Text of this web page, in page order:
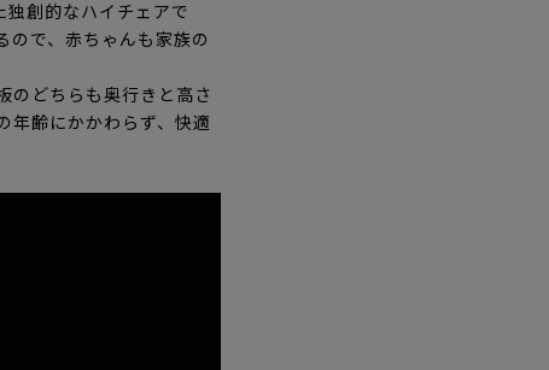
創的なハイチェアで
ので、赤ちゃんも家族の
のどちらも奥行きと高さ
年齢にかかわらず、快適